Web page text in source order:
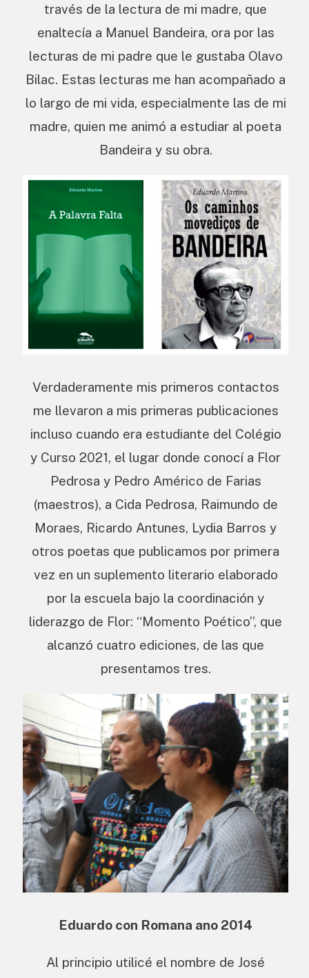
través de la lectura de mi madre, que
enaltecía a Manuel Bandeira, ora por las
lecturas de mi padre que le gustaba Olavo
Bilac. Estas lecturas me han acompañado a
lo largo de mi vida, especialmente las de mi
madre, quien me animó a estudiar al poeta
Bandeira y su obra.
Verdaderamente mis primeros contactos
me llevaron a mis primeras publicaciones
incluso cuando era estudiante del Colégio
y Curso 2021, el lugar donde conocí a Flor
Pedrosa y Pedro Américo de Farias
(maestros), a Cida Pedrosa, Raimundo de
Moraes, Ricardo Antunes, Lydia Barros y
otros poetas que publicamos por primera
vez en un suplemento literario elaborado
por la escuela bajo la coordinación y
liderazgo de Flor: “Momento Poético”, que
alcanzó cuatro ediciones, de las que
presentamos tres.
Eduardo con Romana ano 2014
Al principio utilicé el nombre de José